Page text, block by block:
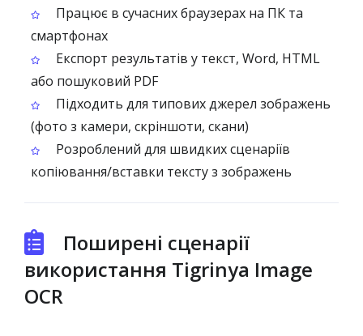
Працює в сучасних браузерах на ПК та
смартфонах
Експорт результатів у текст, Word, HTML
або пошуковий PDF
Підходить для типових джерел зображень
(фото з камери, скріншоти, скани)
Розроблений для швидких сценаріїв
копіювання/вставки тексту з зображень
Поширені сценарії
використання Tigrinya Image
OCR